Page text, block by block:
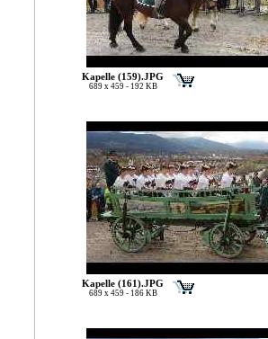
Kapelle (159).JPG
689 x 459 - 192 KB
Kapelle (161).JPG
689 x 459 - 186 KB